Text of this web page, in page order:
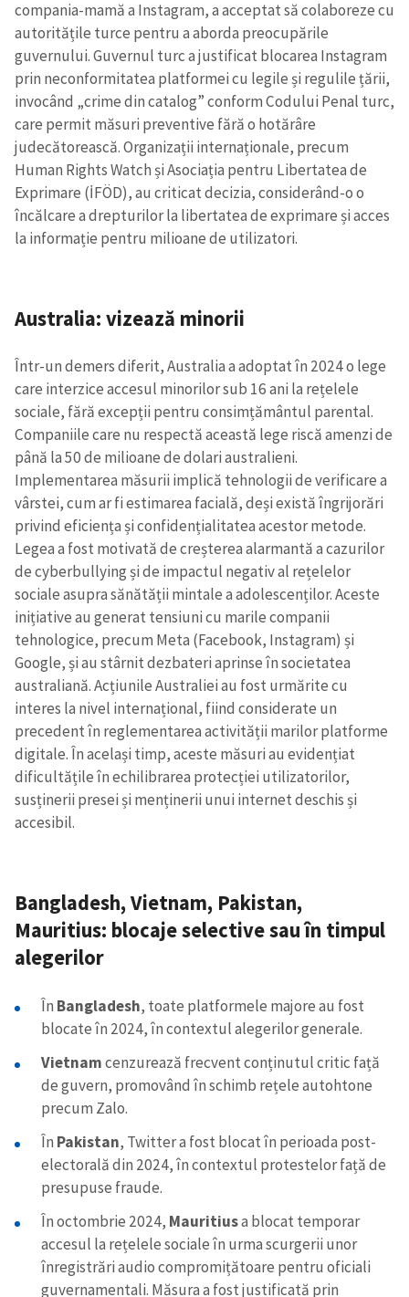
compania-mamă a Instagram, a acceptat să colaboreze cu
autoritățile turce pentru a aborda preocupările
guvernului. Guvernul turc a justificat blocarea Instagram
prin neconformitatea platformei cu legile și regulile țării,
invocând „crime din catalog” conform Codului Penal turc,
care permit măsuri preventive fără o hotărâre
judecătorească. Organizații internaționale, precum
Human Rights Watch și Asociația pentru Libertatea de
Exprimare (İFÖD), au criticat decizia, considerând-o o
încălcare a drepturilor la libertatea de exprimare și acces
la informație pentru milioane de utilizatori.
Australia: vizează minorii
Într-un demers diferit, Australia a adoptat în 2024 o lege
care interzice accesul minorilor sub 16 ani la rețelele
sociale, fără excepții pentru consimțământul parental.
Companiile care nu respectă această lege riscă amenzi de
până la 50 de milioane de dolari australieni.
Implementarea măsurii implică tehnologii de verificare a
vârstei, cum ar fi estimarea facială, deși există îngrijorări
privind eficiența și confidențialitatea acestor metode.
Legea a fost motivată de creșterea alarmantă a cazurilor
de cyberbullying și de impactul negativ al rețelelor
sociale asupra sănătății mintale a adolescenților. Aceste
inițiative au generat tensiuni cu marile companii
tehnologice, precum Meta (Facebook, Instagram) și
Google, și au stârnit dezbateri aprinse în societatea
australiană. Acțiunile Australiei au fost urmărite cu
interes la nivel internațional, fiind considerate un
precedent în reglementarea activității marilor platforme
digitale. În același timp, aceste măsuri au evidențiat
dificultățile în echilibrarea protecției utilizatorilor,
susținerii presei și menținerii unui internet deschis și
accesibil.
Bangladesh, Vietnam, Pakistan,
Mauritius: blocaje selective sau în timpul
alegerilor
În Bangladesh, toate platformele majore au fost
blocate în 2024, în contextul alegerilor generale.
Vietnamcenzurează frecvent conținutul critic față
de guvern, promovând în schimb rețele autohtone
precum Zalo.
În Pakistan, Twitter a fost blocat în perioada post-
electorală din 2024, în contextul protestelor față de
presupuse fraude.
În octombrie 2024, Mauritiusa blocat temporar
accesul la rețelele sociale în urma scurgerii unor
înregistrări audio compromițătoare pentru oficiali
guvernamentali. Măsura a fost justificată prin
Titlu știre
+ Adaugă titlu
Fotografie
+ Încarcă imagine
Link media
+ Link media
Mesajul știrei
+ Mesajul știrei
CONTACT SURSĂ